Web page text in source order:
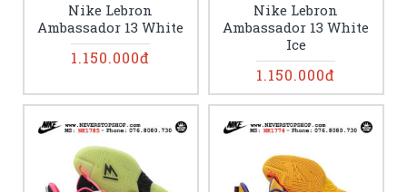
Nike Lebron
Ambassador 13 White
1.150.000đ
Nike Lebron
Ambassador 13 White
Ice
1.150.000đ